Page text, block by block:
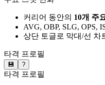
커리어 동안의 10개 주
AVG, OBP, SLG, OPS,
상단 토글로 막대/선 차
타격 프로필
💾 ?
타격 프로필